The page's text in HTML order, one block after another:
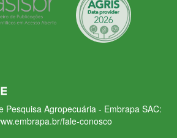
Pesquisa Agropecuária - Embrapa SAC:
fale-conosco